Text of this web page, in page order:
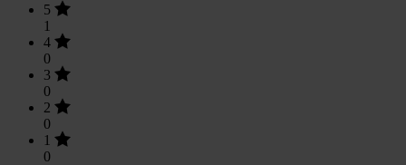
5
1
4
0
3
0
2
0
1
0